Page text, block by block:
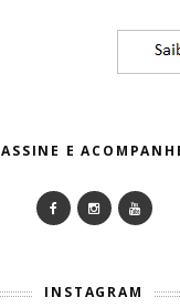
ASSINE E
INSTAGRAM